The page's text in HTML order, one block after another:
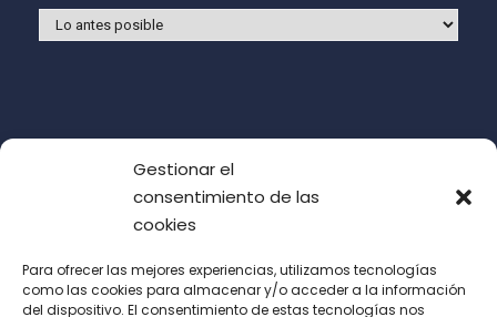
Gestionar el
consentimiento de las
cookies
Para ofrecer las mejores experiencias, utilizamos tecnologías
como las cookies para almacenar y/o acceder a la información
del dispositivo. El consentimiento de estas tecnologías nos
Acepto las condiciones de uso (LOPD)